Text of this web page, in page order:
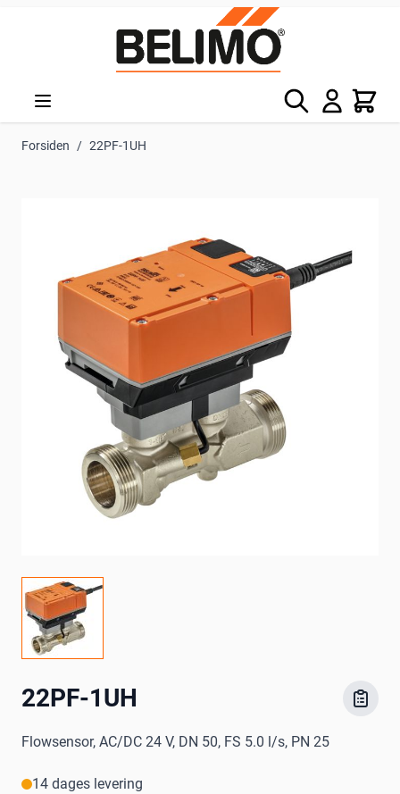
Søg Kurv
Forsiden / 22PF-1UH
22PF-1UH
Flowsensor, AC/DC 24 V, DN 50, FS 5.0 l/s, PN 25
14 dages levering